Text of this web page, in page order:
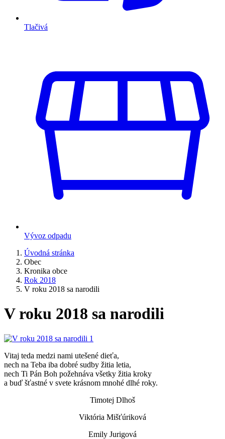
Tlačivá
Vývoz odpadu
Úvodná stránka
Obec
Kronika obce
Rok 2018
V roku 2018 sa narodili
V roku 2018 sa narodili
Vitaj teda medzi nami utešené dieťa,
nech na Teba iba dobré sudby žitia letia,
nech Ti Pán Boh požehnáva všetky žitia kroky
a buď šťastné v svete krásnom mnohé dlhé roky.
Timotej Dlhoš
Viktória Mišťúriková
Emily Jurigová